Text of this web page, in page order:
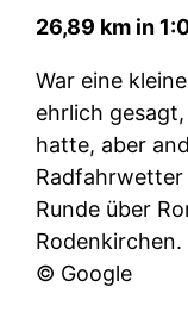
26,89 km in
War eine
ehrlich
hatte, aber
Radfahrwetter
Runde über
Rodenkirchen.
© Google